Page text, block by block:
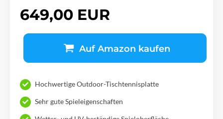
649,00 EUR
Auf Amazon kaufen
Hochwertige Outdoor-Tischtennisplatte
Sehr gute Spieleigenschaften